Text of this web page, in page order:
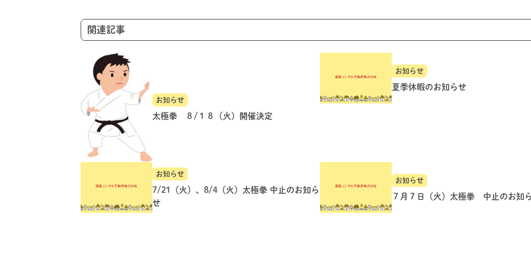
関連記事
お知らせ
太極拳 ８/１８（火）開催決定
お知らせ
夏季休暇のお知らせ
お知らせ
7/21（火）、8/4（火）太極拳 中止のお知ら
せ
お知らせ
７月７日（火）太極拳 中止のお知